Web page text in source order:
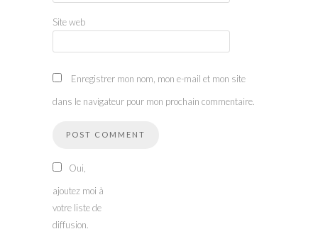
Site web
Enregistrer mon nom, mon e-mail et mon site
dans le navigateur pour mon prochain commentaire.
Oui,
ajoutez moi à
votre liste de
diffusion.